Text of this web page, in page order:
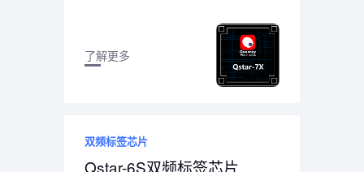
了解更多
双频标签芯片
Qstar-6S双频标签芯片